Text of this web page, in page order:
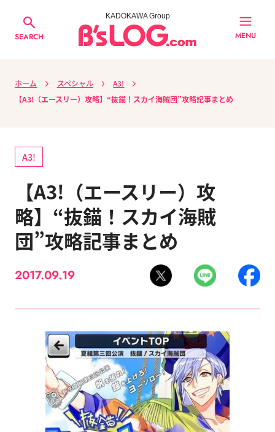
SEARCH
KADOKAWA Group
MENU
ホーム スペシャル
A3!
【A3!（エースリー）攻略】“抜錨！スカイ海賊団”攻略記事まとめ
A3!
【A3!（エースリー）攻
略】“抜錨！スカイ海賊
団”攻略記事まとめ
2017.09.19